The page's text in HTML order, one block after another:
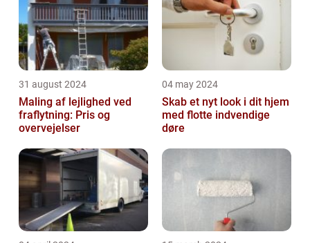
31 august 2024
Maling af lejlighed ved
fraflytning: Pris og
overvejelser
04 may 2024
Skab et nyt look i dit hjem
med flotte indvendige
døre